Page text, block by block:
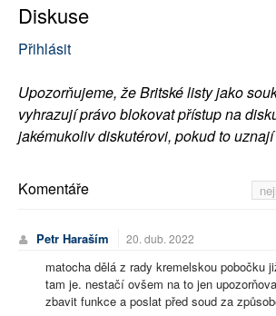
Diskuse
Přihlásit
Upozorňujeme, že Britské listy jako
vyhrazují právo blokovat přístup na
jakémukoliv diskutérovi, pokud to
Komentáře
Petr Haraším 20. dub. 2022
matocha dělá z rady kremelskou pobočku
tam je. nestačí ovšem na to jen
zbavit funkce a poslat před soud za